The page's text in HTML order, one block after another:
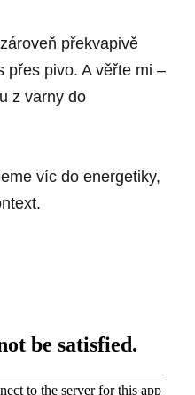
překvapivě
přes pivo. A věřte mi –
z varny do
víc do energetiky,